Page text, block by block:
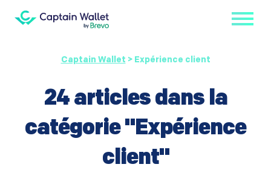
Captain Wallet > Expérience client
24 articles dans la
catégorie "Expérience
client"